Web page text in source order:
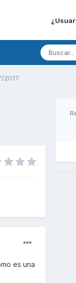
2017
es una